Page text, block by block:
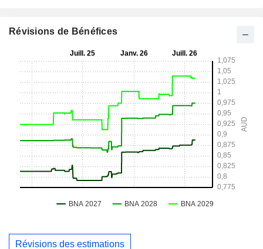
Révisions de Bénéfices
Révisions des estimations